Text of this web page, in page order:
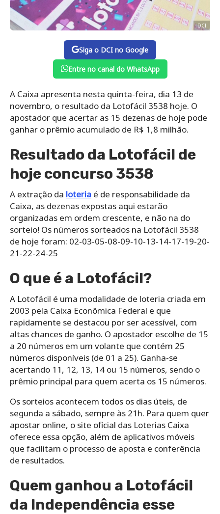
DCI
Siga o DCI no Google
Entre no canal do WhatsApp
A Caixa apresenta nesta quinta-feira, dia 13 de
novembro, o resultado da Lotofácil 3538 hoje. O
apostador que acertar as 15 dezenas de hoje pode
ganhar o prêmio acumulado de R$ 1,8 milhão.
Resultado da Lotofácil de
hoje concurso 3538
A extração da loteria é de responsabilidade da
Caixa, as dezenas expostas aqui estarão
organizadas em ordem crescente, e não na do
sorteio! Os números sorteados na Lotofácil 3538
de hoje foram: 02-03-05-08-09-10-13-14-17-19-20-
21-22-24-25
O que é a Lotofácil?
A Lotofácil é uma modalidade de loteria criada em
2003 pela Caixa Econômica Federal e que
rapidamente se destacou por ser acessível, com
altas chances de ganho. O apostador escolhe de 15
a 20 números em um volante que contém 25
números disponíveis (de 01 a 25). Ganha-se
acertando 11, 12, 13, 14 ou 15 números, sendo o
prêmio principal para quem acerta os 15 números.
Os sorteios acontecem todos os dias úteis, de
segunda a sábado, sempre às 21h. Para quem quer
apostar online, o site oficial das Loterias Caixa
oferece essa opção, além de aplicativos móveis
que facilitam o processo de aposta e conferência
de resultados.
Quem ganhou a Lotofácil
da Independência esse